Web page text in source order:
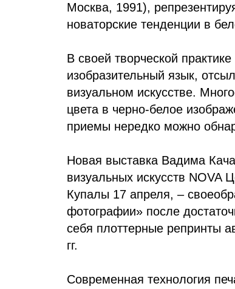
Москва, 1991),
новаторские тенденции в
В своей творческой
изобразительный язык,
визуальном искусстве.
цвета в черно-белое
приемы нередко можно
Новая выставка Вадима
визуальных искусств NOVA
Купалы 17 апреля, –
фотографии» после
себя плоттерные репринты
гг.
Современная технология